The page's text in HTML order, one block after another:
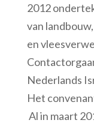
2012
van
en
Nederlands
Het
Al in maart